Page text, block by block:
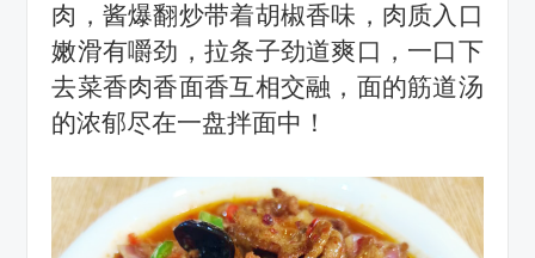
肉，酱爆翻炒带着胡椒香味，肉质入口
嫩滑有嚼劲，拉条子劲道爽口，一口下
去菜香肉香面香互相交融，面的筋道汤
的浓郁尽在一盘拌面中！